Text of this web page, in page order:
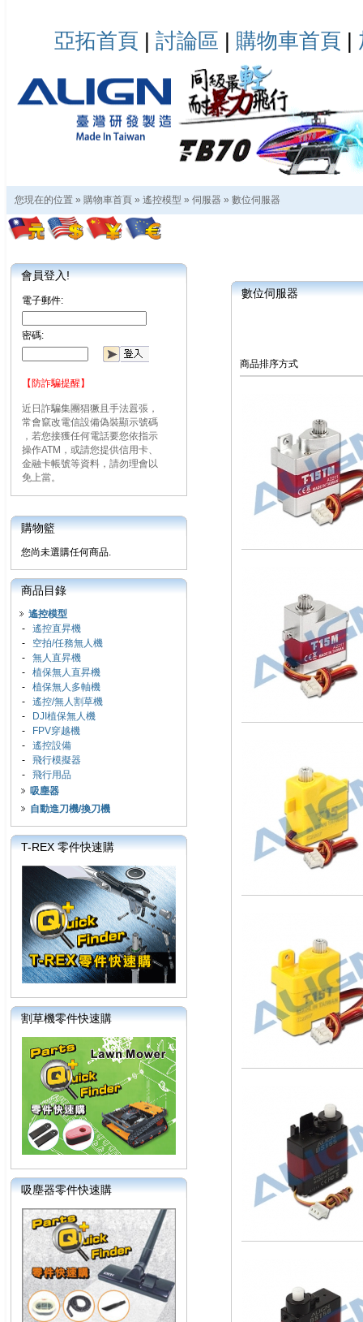
亞拓首頁 | 討論區 | 購物車首頁 |
您現在的位置 » 購物車首頁 » 遙控模型 » 伺服器 » 數位伺服器
會員登入!
電子郵件:
密碼:
【防詐騙提醒】
近日詐騙集團猖獗且手法囂張，
常會竄改電信設備偽裝顯示號碼
，若您接獲任何電話要您依指示
操作ATM，或請您提供信用卡、
金融卡帳號等資料，請勿理會以
免上當。
購物籃
您尚未選購任何商品.
商品目錄
遙控模型
- 遙控直昇機
- 空拍/任務無人機
- 無人直昇機
- 植保無人直昇機
- 植保無人多軸機
- 遙控/無人割草機
-
DJI植保無人機
-
FPV穿越機
- 遙控設備
- 飛行模擬器
- 飛行用品
吸塵器
自動進刀機/換刀機
T-REX 零件快速購
割草機零件快速購
吸塵器零件快速購
數位伺服器
商品排序方式